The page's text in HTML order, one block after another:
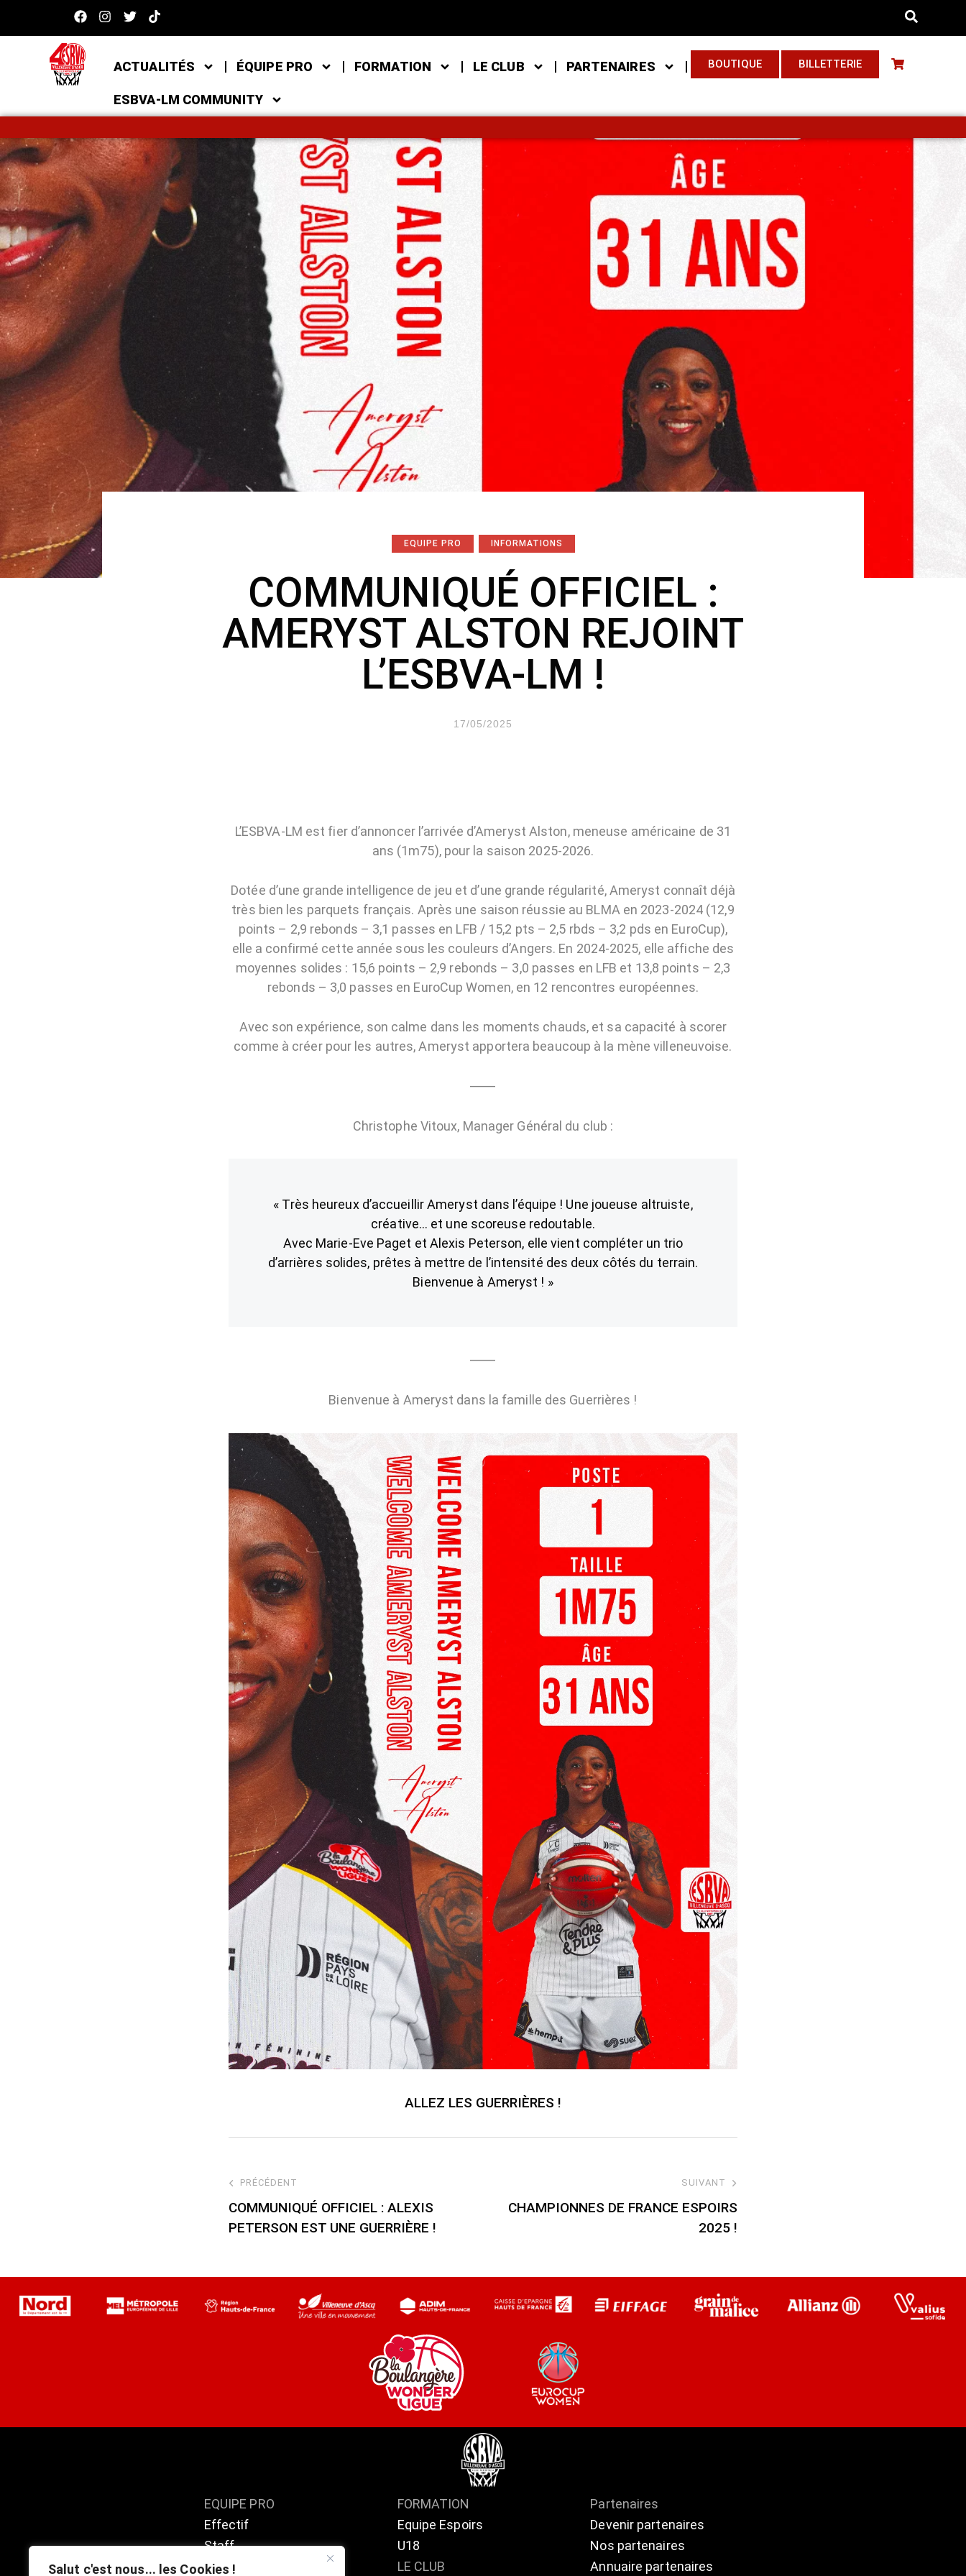
Salut c'est nous... les Cookies !
ACTUALITÉS ÉQUIPE PRO FORMATION LE CLUB PARTENAIRES
ESBVA-LM COMMUNITY
BOUTIQUE BILLETTERIE
EQUIPE PRO INFORMATIONS
COMMUNIQUÉ OFFICIEL :
AMERYST ALSTON REJOINT
L’ESBVA-LM !
17/05/2025
L’ESBVA-LM est fier d’annoncer l’arrivée d’Ameryst Alston, meneuse américaine de 31
ans (1m75), pour la saison 2025-2026.
Dotée d’une grande intelligence de jeu et d’une grande régularité, Ameryst connaît déjà
très bien les parquets français. Après une saison réussie au BLMA en 2023-2024 (12,9
points – 2,9 rebonds – 3,1 passes en LFB / 15,2 pts – 2,5 rbds – 3,2 pds en EuroCup),
elle a confirmé cette année sous les couleurs d’Angers. En 2024-2025, elle affiche des
moyennes solides : 15,6 points – 2,9 rebonds – 3,0 passes en LFB et 13,8 points – 2,3
rebonds – 3,0 passes en EuroCup Women, en 12 rencontres européennes.
Avec son expérience, son calme dans les moments chauds, et sa capacité à scorer
comme à créer pour les autres, Ameryst apportera beaucoup à la mène villeneuvoise.
⸻
Christophe Vitoux, Manager Général du club :
« Très heureux d’accueillir Ameryst dans l’équipe ! Une joueuse altruiste,
créative… et une scoreuse redoutable.
Avec Marie-Eve Paget et Alexis Peterson, elle vient compléter un trio
d’arrières solides, prêtes à mettre de l’intensité des deux côtés du terrain.
Bienvenue à Ameryst ! »
⸻
Bienvenue à Ameryst dans la famille des Guerrières !
ALLEZ LES GUERRIÈRES !
PRÉCÉDENT
COMMUNIQUÉ OFFICIEL : ALEXIS
PETERSON EST UNE GUERRIÈRE !
SUIVANT
CHAMPIONNES DE FRANCE ESPOIRS
2025 !
EQUIPE PRO
Effectif
Staff
Calendrier / résultats
FORMATION
Equipe Espoirs
U18
LE CLUB
Partenaires
Devenir partenaires
Nos partenaires
Annuaire partenaires